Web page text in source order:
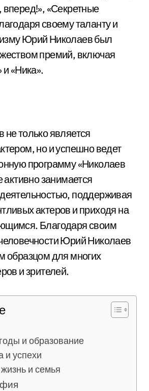
«Секретные
своему таланту и
Юрий Николаев был
премий, включая
и «Ника».
только является
но и успешно ведет
программу «Николаев
активно занимается
поддерживая
актеров и приходя на
Благодаря своим
Юрий Николаев
образцом для многих
и зрителей.
и образование
и успехи
и семья